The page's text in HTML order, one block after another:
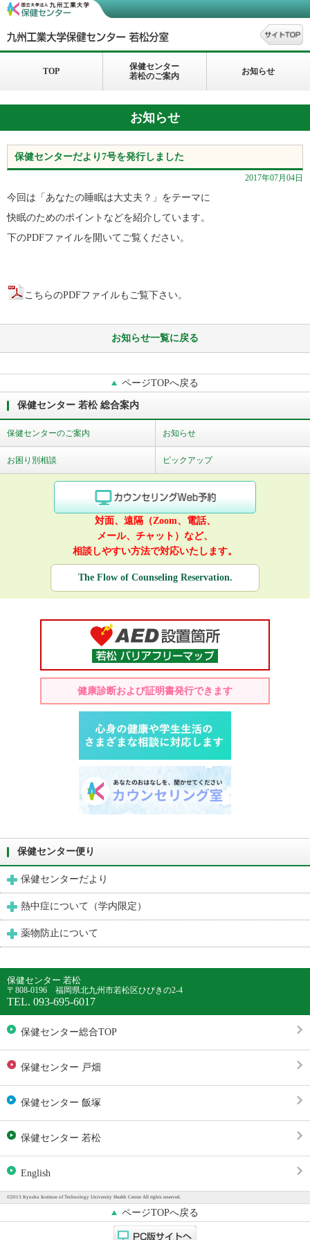
TOP
保健センター
若松のご案内
お知らせ
お知らせ
保健センターだより7号を発行しました
2017年07月04日
今回は「あなたの睡眠は大丈夫？」をテーマに
快眠のためのポイントなどを紹介しています。
下のPDFファイルを開いてご覧ください。
こちらのPDFファイルもご覧下さい。
お知らせ一覧に戻る
ページTOPへ戻る
保健センター 若松 総合案内
保健センターのご案内 お知らせ
お困り別相談 ピックアップ
対面、遠隔（Zoom、電話、
メール、チャット）など、
相談しやすい方法で対応いたします。
The Flow of Counseling Reservation.
健康診断および証明書発行できます
保健センター便り
保健センターだより
熱中症について（学内限定）
薬物防止について
保健センター 若松
〒808-0196 福岡県北九州市若松区ひびきの2-4
TEL. 093-695-6017
保健センター総合TOP
保健センター 戸畑
保健センター 飯塚
保健センター 若松
English
©2013 Kyushu Institute of Technology University Health Center All rights reserved.
ページTOPへ戻る